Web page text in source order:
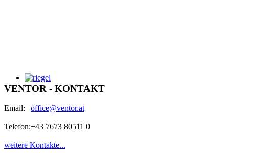
VENTOR - KONTAKT
Email: office@ventor.at
Telefon:+43 7673 80511 0
weitere Kontakte...